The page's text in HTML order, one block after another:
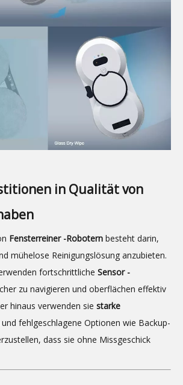
in Qualität von
Fensterreiner -Robotern besteht darin,
mühelose Reinigungslösung anzubieten.
fortschrittliche Sensor -
zu navigieren und oberflächen effektiv
hinaus verwenden sie starke
und fehlgeschlagene Optionen wie Backup-
dass sie ohne Missgeschick